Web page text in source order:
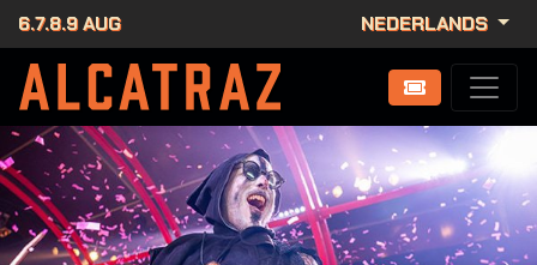
6.7.8.9 AUG NEDERLANDS